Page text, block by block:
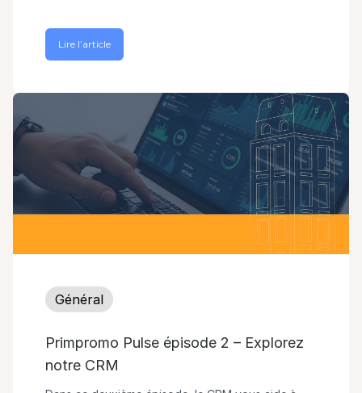
Lire l’article
Général
Primpromo Pulse épisode 2 – Explorez
notre CRM